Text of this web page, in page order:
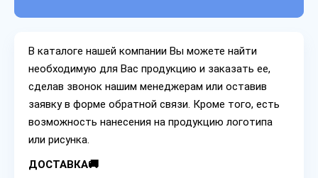
В каталоге нашей компании Вы можете найти
необходимую для Вас продукцию и заказать ее,
сделав звонок нашим менеджерам или оставив
заявку в форме обратной связи. Кроме того, есть
возможность нанесения на продукцию логотипа
или рисунка.
ДОСТАВКА🚚